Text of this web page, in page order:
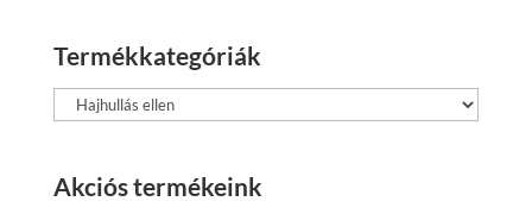
Termékkategóriák
Akciós termékeink